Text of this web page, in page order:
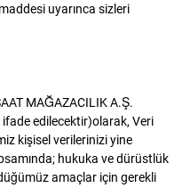
uyarınca sizleri
MAĞAZACILIK A.Ş.
ifade edilecektir)olarak, Veri
kişisel verilerinizi yine
hukuka ve dürüstlük
amaçlar için gerekli